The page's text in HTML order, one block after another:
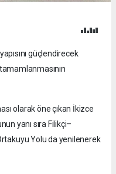
güçlendirecek
olarak öne çıkan İkizce
yanı sıra Filikçi–
Yolu da yenilenerek